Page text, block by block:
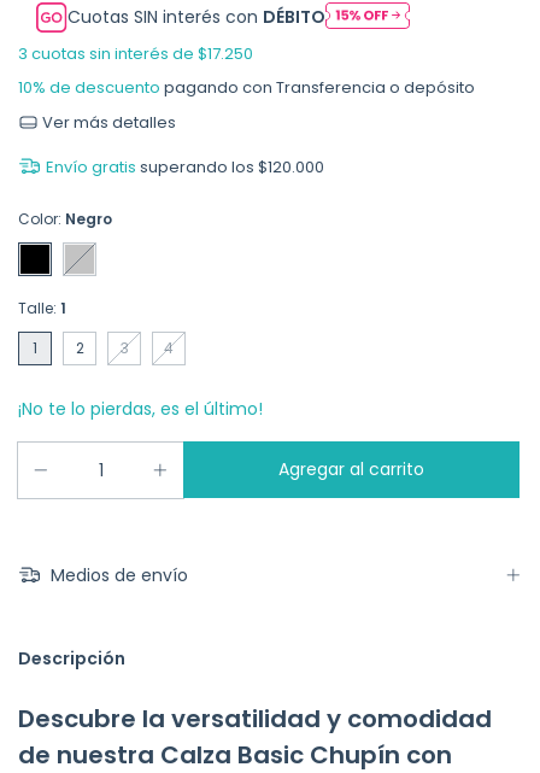
Cuotas SIN interés con DÉBITO
3 cuotas sin interés de $17.250
10% de descuento pagando con Transferencia o depósito
Ver más detalles
Envío gratis superando los $120.000
Color: Negro
Talle: 1
1
2 3 4
¡No te lo pierdas, es el último!
Medios de envío
Descripción
Descubre la versatilidad y comodidad
de nuestra Calza Basic Chupín con